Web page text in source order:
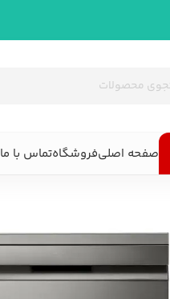
صفحه اصلیفروشگاهتماس با ما